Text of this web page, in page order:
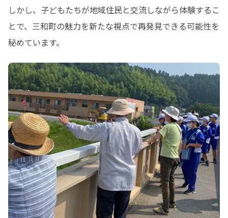
しかし、子どもたちが地域住民と交流しながら体験するこ
とで、三和町の魅力を新たな視点で再発見できる可能性を
秘めています。